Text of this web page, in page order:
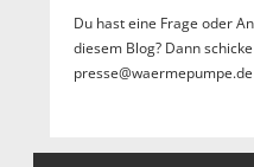
Du hast eine Frage oder
diesem Blog? Dann
presse@waermepumpe.de